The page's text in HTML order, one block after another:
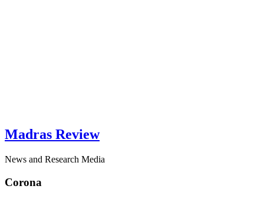
Madras Review
News and Research Media
Corona